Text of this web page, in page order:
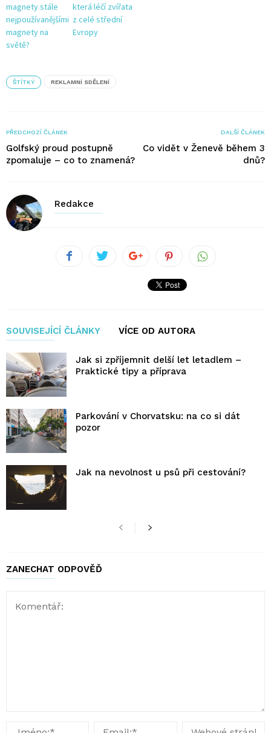
magnety stále
nejpoužívanějšími
magnety na
světě?
která léčí zvířata
z celé střední
Evropy
ŠTÍTKY REKLAMNÍ SDĚLENÍ
PŘEDCHOZÍ ČLÁNEK
Golfský proud postupně
zpomaluje – co to znamená?
DALŠÍ ČLÁNEK
Co vidět v Ženevě během 3
dnů?
Redakce
SOUVISEJÍCÍ ČLÁNKY VÍCE OD AUTORA
Jak si zpříjemnit delší let letadlem –
Praktické tipy a příprava
Parkování v Chorvatsku: na co si dát
pozor
Jak na nevolnost u psů při cestování?
ZANECHAT ODPOVĚĎ